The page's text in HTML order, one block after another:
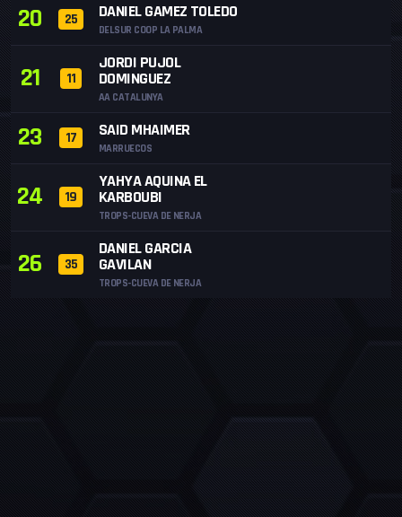
20 25 DANIEL GAMEZ TOLEDO
DELSUR COOP LA PALMA
21 11
JORDI PUJOL
DOMINGUEZ
AA CATALUNYA
23 17 SAID MHAIMER
MARRUECOS
24 19
YAHYA AQUINA EL
KARBOUBI
TROPS-CUEVA DE NERJA
26 35
DANIEL GARCIA
GAVILAN
TROPS-CUEVA DE NERJA